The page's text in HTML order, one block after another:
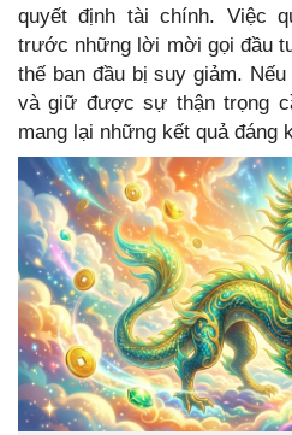
quyết định tài chính. Việc
trước những lời mời gọi đầu
thế ban đầu bị suy giảm.
và giữ được sự thận trọng
mang lại những kết quả đáng